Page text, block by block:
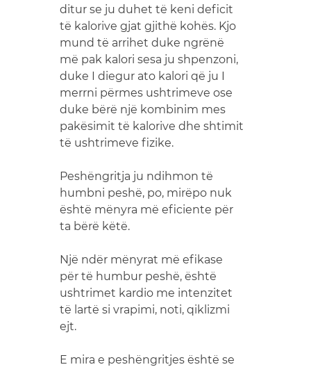
ditur se ju duhet të keni deficit
të kalorive gjat gjithë kohës. Kjo
mund të arrihet duke ngrënë
më pak kalori sesa ju shpenzoni,
duke I diegur ato kalori që ju I
merrni përmes ushtrimeve ose
duke bërë një kombinim mes
pakësimit të kalorive dhe shtimit
të ushtrimeve fizike.
Peshëngritja ju ndihmon të
humbni peshë, po, mirëpo nuk
është mënyra më eficiente për
ta bërë këtë.
Një ndër mënyrat më efikase
për të humbur peshë, është
ushtrimet kardio me intenzitet
të lartë si vrapimi, noti, qiklizmi
ejt.
E mira e peshëngritjes është se